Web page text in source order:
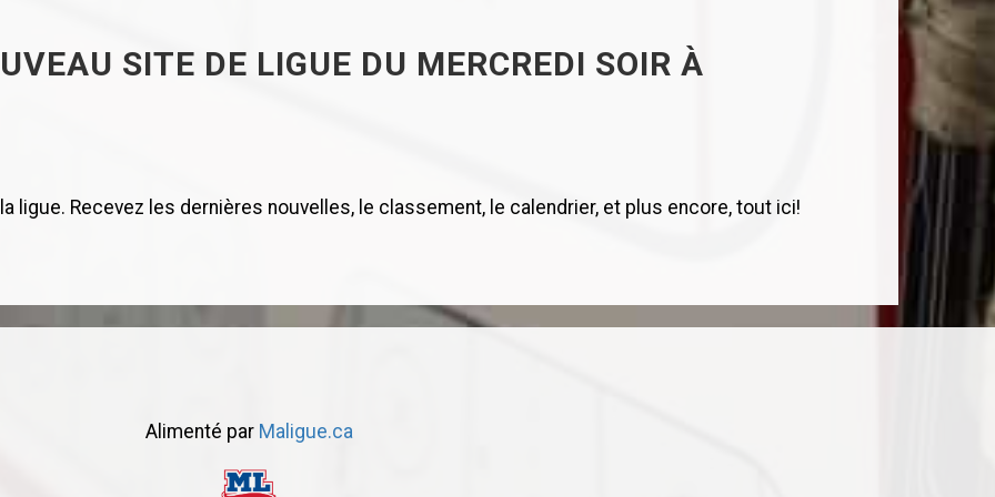
SITE DE LIGUE DU MERCREDI SOIR À
ligue. Recevez les dernières nouvelles, le classement, le calendrier, et plus encore, tout ici!
Alimenté par Maligue.ca